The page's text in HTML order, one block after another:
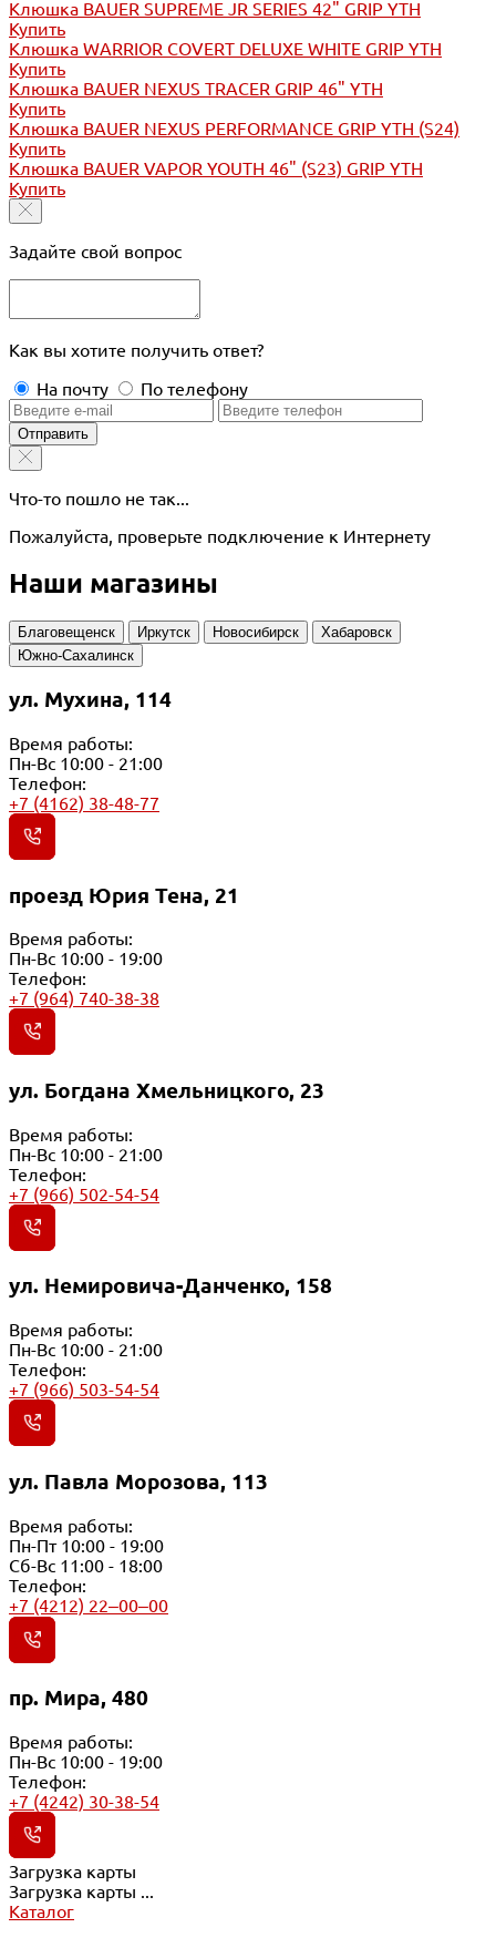
Клюшка BAUER SUPREME JR SERIES 42" GRIP YTH
Купить
Клюшка WARRIOR COVERT DELUXE WHITE GRIP YTH
Купить
Клюшка BAUER NEXUS TRACER GRIP 46" YTH
Купить
Клюшка BAUER NEXUS PERFORMANCE GRIP YTH (S24)
Купить
Клюшка BAUER VAPOR YOUTH 46" (S23) GRIP YTH
Купить
Задайте свой вопрос
Как вы хотите получить ответ?
На почту
По телефону
Отправить
Что-то пошло не так...
Пожалуйста, проверьте подключение к Интернету
Наши магазины
Благовещенск Иркутск Новосибирск
Хабаровск
Южно-Сахалинск
ул. Мухина, 114
Время работы:
Пн-Вс 10:00 - 21:00
Телефон:
+7 (4162) 38-48-77
проезд Юрия Тена, 21
Время работы:
Пн-Вс 10:00 - 19:00
Телефон:
+7 (964) 740-38-38
ул. Богдана Хмельницкого, 23
Время работы:
Пн-Вс 10:00 - 21:00
Телефон:
+7 (966) 502-54-54
ул. Немировича-Данченко, 158
Время работы:
Пн-Вс 10:00 - 21:00
Телефон:
+7 (966) 503-54-54
ул. Павла Морозова, 113
Время работы:
Пн-Пт 10:00 - 19:00
Сб-Вс 11:00 - 18:00
Телефон:
+7 (4212) 22‒00‒00
пр. Мира, 480
Время работы:
Пн-Вс 10:00 - 19:00
Телефон:
+7 (4242) 30-38-54
Загрузка карты
Загрузка карты ...
Каталог